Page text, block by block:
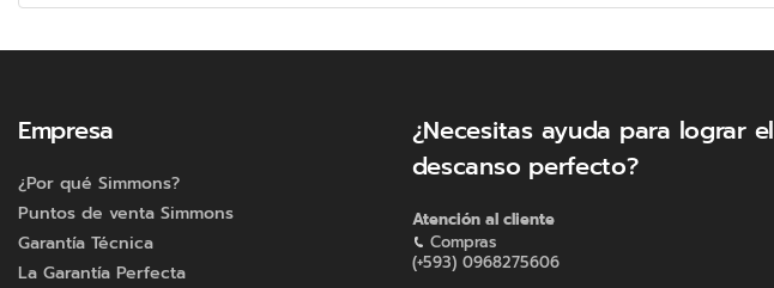
Empresa
¿Por qué Simmons?
Puntos de venta Simmons
Garantía Técnica
La Garantía Perfecta
¿Necesitas ayuda para lograr el
descanso perfecto?
Atención al cliente
Compras
(+593) 0968275606